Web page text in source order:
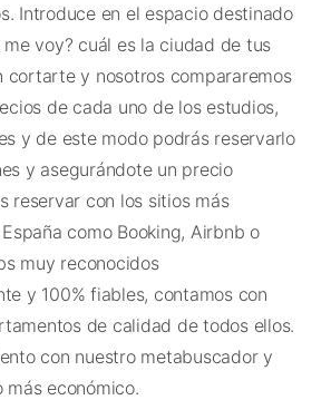
Introduce en el espacio destinado
me voy? cuál es la ciudad de tus
cortarte y nosotros compararemos
de cada uno de los estudios,
y de este modo podrás reservarlo
y asegurándote un precio
reservar con los sitios más
como Booking, Airbnb o
muy reconocidos
y 100% fiables, contamos con
de calidad de todos ellos.
con nuestro metabuscador y
más económico.